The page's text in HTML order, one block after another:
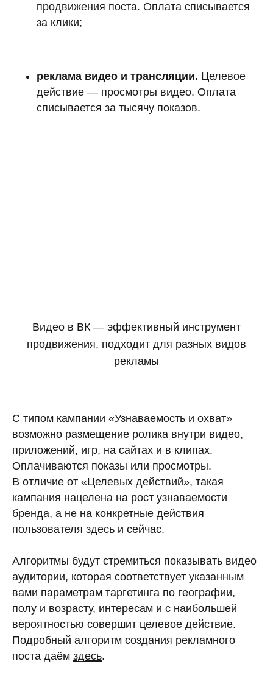
продвижения поста. Оплата списывается
за клики;
реклама видео и трансляции. Целевое
действие — просмотры видео. Оплата
списывается за тысячу показов.
Видео в ВК — эффективный инструмент
продвижения, подходит для разных видов
рекламы
С типом кампании «Узнаваемость и охват»
возможно размещение ролика внутри видео,
приложений, игр, на сайтах и в клипах.
Оплачиваются показы или просмотры.
В отличие от «Целевых действий», такая
кампания нацелена на рост узнаваемости
бренда, а не на конкретные действия
пользователя здесь и сейчас.
Алгоритмы будут стремиться показывать видео
аудитории, которая соответствует указанным
вами параметрам таргетинга по географии,
полу и возрасту, интересам и с наибольшей
вероятностью совершит целевое действие.
Подробный алгоритм создания рекламного
поста даём здесь.